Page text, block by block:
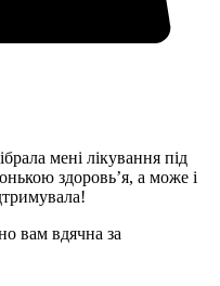
мені лікування під
здоровьʼя, а може і
вам вдячна за